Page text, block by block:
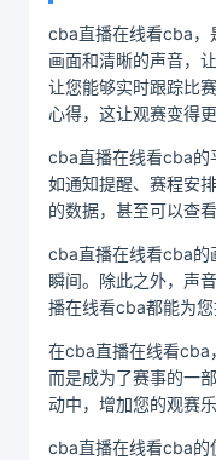
cba直播在线看cba，
画面和清晰的声音，
让您能够实时跟踪比
心得，这让观赛变得
cba直播在线看cba的
如通知提醒、赛程安
的数据，甚至可以查
cba直播在线看cba的
瞬间。除此之外，声
播在线看cba都能为您
在cba直播在线看cba
而是成为了赛事的一
动中，增加您的观赛乐
cba直播在线看cba的